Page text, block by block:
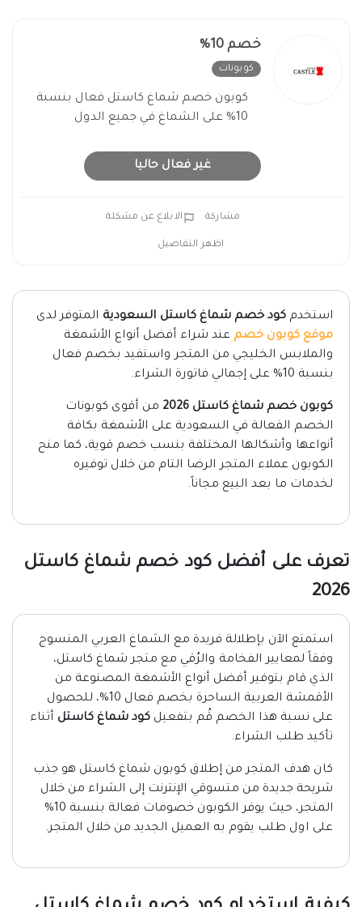
خصم 10%
كوبونات
كوبون خصم شماغ كاستل فعال بنسبة
10% على الشماغ في جميع الدول
غير فعال حاليا
مشاركة الابلاغ عن مشكلة
اظهر التفاصيل
استخدم كود خصم شماغ كاستل السعودية المتوفر لدى
موقع كوبون خصم عند شراء أفضل أنواع الأشمغة
والملابس الخليجي من المتجر واستفيد بخصم فعال
بنسبة 10% على إجمالي فاتورة الشراء.
كوبون خصم شماغ كاستل 2026
من أقوى كوبونات
الخصم الفعالة في السعودية على الأشمغة بكافة
أنواعها وأشكالها المختلفة بنسب خصم قوية، كما منح
الكوبون عملاء المتجر الرضا التام من خلال توفيره
لخدمات ما بعد البيع مجاناً.
تعرف على أفضل كود خصم شماغ كاستل
2026
استمتع الآن بإطلالة فريدة مع الشماغ العربي المنسوج
وفقاً لمعايير الفخامة والرُقي مع متجر شماغ كاستل،
الذي قام بتوفير أفضل أنواع الأشمغة المصنوعة من
الأقمشة العربية الساحرة بخصم فعال 10%، للحصول
على نسبة هذا الخصم قُم بتفعيل كود شماغ كاستل أثناء
تأكيد طلب الشراء.
كان هدف المتجر من إطلاق كوبون شماغ كاستل هو جذب
شريحة جديدة من متسوقي الإنترنت إلى الشراء من خلال
المتجر، حيث يوفر الكوبون خصومات فعالة بنسبة 10%
على اول طلب يقوم به العميل الجديد من خلال المتجر.